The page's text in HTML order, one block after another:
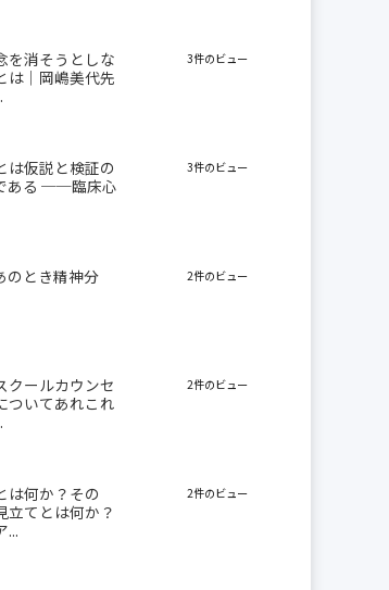
を消そうとしな
は｜岡嶋美代先
3件のビュー
は仮説と検証の
ある ──臨床心
3件のビュー
のとき精神分
2件のビュー
クールカウンセ
ついてあれこれ
2件のビュー
は何か？その
てとは何か？
...
2件のビュー